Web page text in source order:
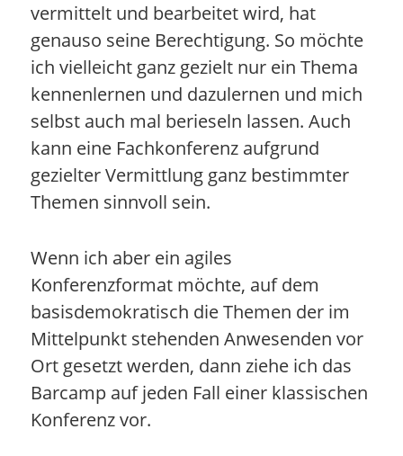
vermittelt und bearbeitet wird, hat
genauso seine Berechtigung. So möchte
ich vielleicht ganz gezielt nur ein Thema
kennenlernen und dazulernen und mich
selbst auch mal berieseln lassen. Auch
kann eine Fachkonferenz aufgrund
gezielter Vermittlung ganz bestimmter
Themen sinnvoll sein.
Wenn ich aber ein agiles
Konferenzformat möchte, auf dem
basisdemokratisch die Themen der im
Mittelpunkt stehenden Anwesenden vor
Ort gesetzt werden, dann ziehe ich das
Barcamp auf jeden Fall einer klassischen
Konferenz vor.